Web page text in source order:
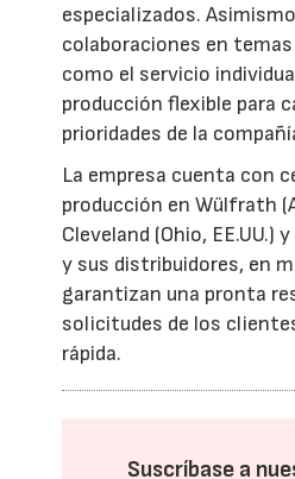
especializados.
colaboraciones en
como el servicio
producción flexible para
prioridades de la
La empresa cuenta con
producción en Wülfrath
Cleveland (Ohio, EE.UU.)
y sus distribuidores, en
garantizan una pronta
solicitudes de los
rápida.
Suscríbase a